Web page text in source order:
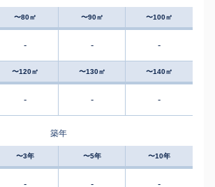
〜80㎡ 〜90㎡ 〜100㎡
- - -
〜120㎡ 〜130㎡ 〜140㎡
- - -
築年
〜3年 〜5年 〜10年
- - -